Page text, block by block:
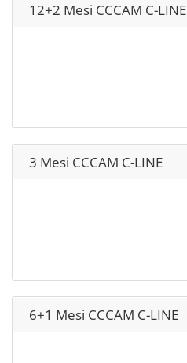
12+2 Mesi CCCAM C-LINE
3 Mesi CCCAM C-LINE
6+1 Mesi CCCAM C-LINE